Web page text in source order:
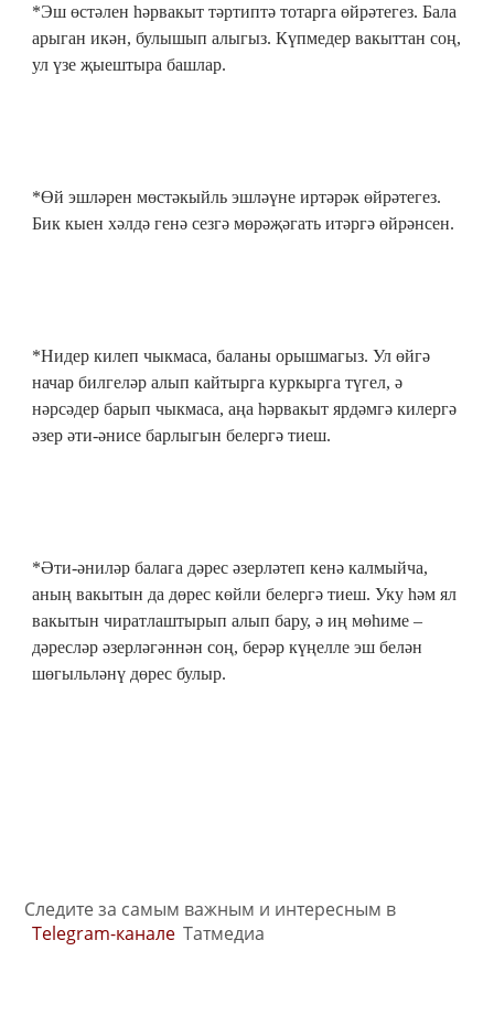
*Эш өстәлен һәрвакыт тәртиптә тотарга өйрәтегез. Бала
арыган икән, булышып алыгыз. Күпмедер вакыттан соң,
ул үзе җыештыра башлар.
*Өй эшләрен мөстәкыйль эшләүне иртәрәк өйрәтегез.
Бик кыен хәлдә генә сезгә мөрәҗәгать итәргә өйрәнсен.
*Нидер килеп чыкмаса, баланы орышмагыз. Ул өйгә
начар билгеләр алып кайтырга куркырга түгел, ә
нәрсәдер барып чыкмаса, аңа һәрвакыт ярдәмгә килергә
әзер әти-әнисе барлыгын белергә тиеш.
*Әти-әниләр балага дәрес әзерләтеп кенә калмыйча,
аның вакытын да дөрес көйли белергә тиеш. Уку һәм ял
вакытын чиратлаштырып алып бару, ә иң мөһиме –
дәресләр әзерләгәннән соң, берәр күңелле эш белән
шөгыльләнү дөрес булыр.
Следите за самым важным и интересным в
Telegram-канале Татмедиа